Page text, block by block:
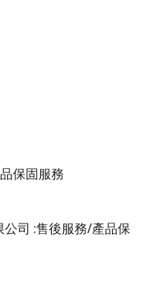
保固服務
公司 :售後服務/產品保